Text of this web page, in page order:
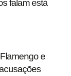
falam está
e